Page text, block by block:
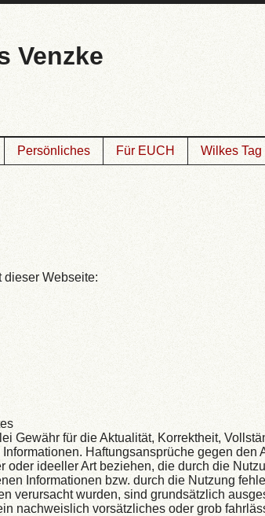
Venzke
Persönliches Für EUCH Wilkes Tag
dieser Webseite:
Gewähr für die Aktualität, Korrektheit,
Haftungsansprüche gegen den
oder ideeller Art beziehen, die durch die
Informationen bzw. durch die Nutzung
verursacht wurden, sind grundsätzlich
nachweislich vorsätzliches oder grob